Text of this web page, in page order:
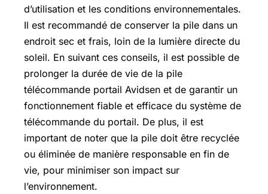
d’utilisation et les conditions environnementales.
Il est recommandé de conserver la pile dans un
endroit sec et frais, loin de la lumière directe du
soleil. En suivant ces conseils, il est possible de
prolonger la durée de vie de la pile
télécommande portail Avidsen et de garantir un
fonctionnement fiable et efficace du système de
télécommande du portail. De plus, il est
important de noter que la pile doit être recyclée
ou éliminée de manière responsable en fin de
vie, pour minimiser son impact sur
l’environnement.